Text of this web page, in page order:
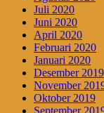
Juli 2020
Juni 2020
April 2020
Februari 2020
Januari 2020
Desember 2019
November
Oktober 2019
September